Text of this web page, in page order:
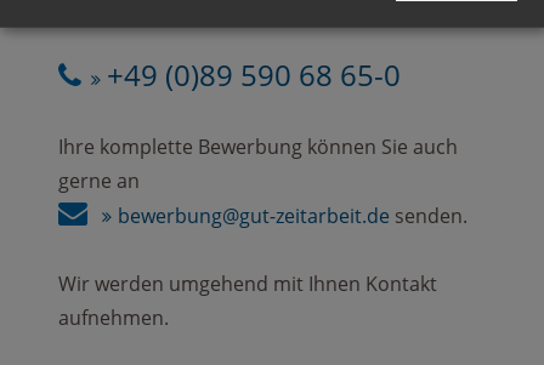
+49 (0)89 590 68 65-0
Ihre komplette Bewerbung können Sie auch
gerne an
bewerbung@gut-zeitarbeit.de senden.
Wir werden umgehend mit Ihnen Kontakt
aufnehmen.